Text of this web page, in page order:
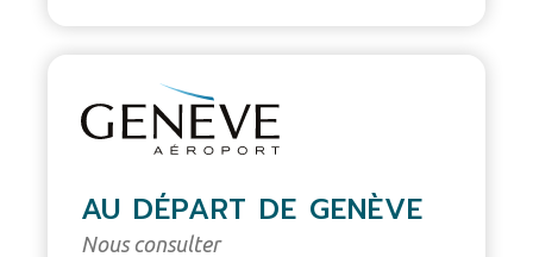
AU DÉPART DE GENÈVE
Nous consulter